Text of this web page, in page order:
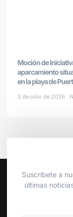
Moción de
aparcamiento
en la playa de
3 de julio de 2026
Suscríbete a
últimas